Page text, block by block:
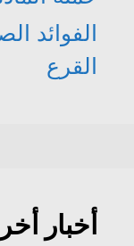
الفوائد
القرع
أخبار